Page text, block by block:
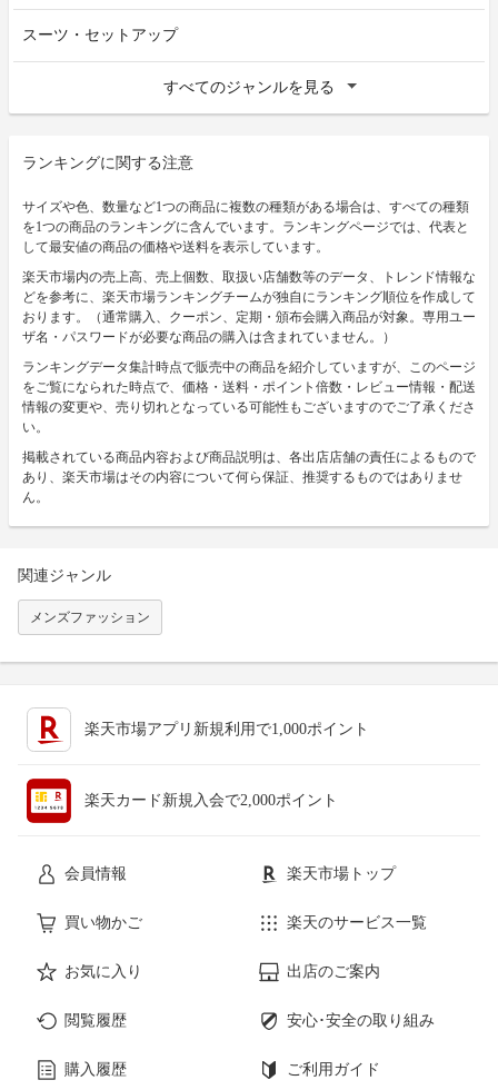
スーツ・セットアップ
すべてのジャンルを見る
ランキングに関する注意
サイズや色、数量など1つの商品に複数の種類がある場合は、すべての種類
を1つの商品のランキングに含んでいます。ランキングページでは、代表と
して最安値の商品の価格や送料を表示しています。
楽天市場内の売上高、売上個数、取扱い店舗数等のデータ、トレンド情報な
どを参考に、楽天市場ランキングチームが独自にランキング順位を作成して
おります。（通常購入、クーポン、定期・頒布会購入商品が対象。専用ユー
ザ名・パスワードが必要な商品の購入は含まれていません。）
ランキングデータ集計時点で販売中の商品を紹介していますが、このページ
をご覧になられた時点で、価格・送料・ポイント倍数・レビュー情報・配送
情報の変更や、売り切れとなっている可能性もございますのでご了承くださ
い。
掲載されている商品内容および商品説明は、各出店店舗の責任によるもので
あり、楽天市場はその内容について何ら保証、推奨するものではありませ
ん。
関連ジャンル
メンズファッション
楽天市場アプリ新規利用で1,000ポイント
楽天カード新規入会で2,000ポイント
会員情報 楽天市場トップ
買い物かご 楽天のサービス一覧
お気に入り 出店のご案内
閲覧履歴 安心･安全の取り組み
購入履歴 ご利用ガイド